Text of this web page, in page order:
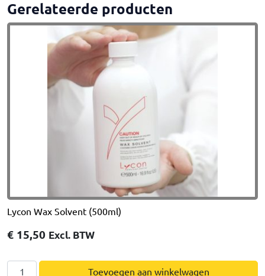
Gerelateerde producten
Lycon Wax Solvent (500ml)
€ 15,50 Excl. BTW
Lycon
Toevoegen aan winkelwagen